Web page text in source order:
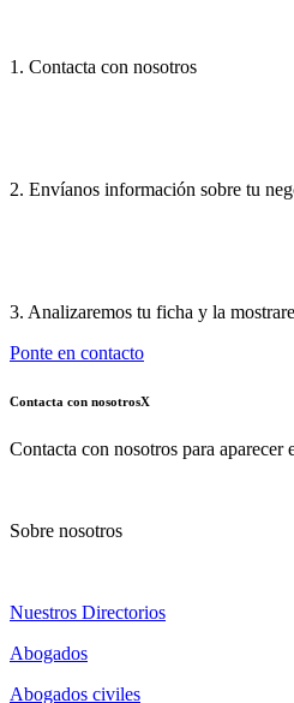
1. Contacta con nosotros
2. Envíanos información sobre tu
3. Analizaremos tu ficha y la
Ponte en contacto
Contacta con nosotrosX
Contacta con nosotros para aparecer
Sobre nosotros
Nuestros Directorios
Abogados
Abogados civiles